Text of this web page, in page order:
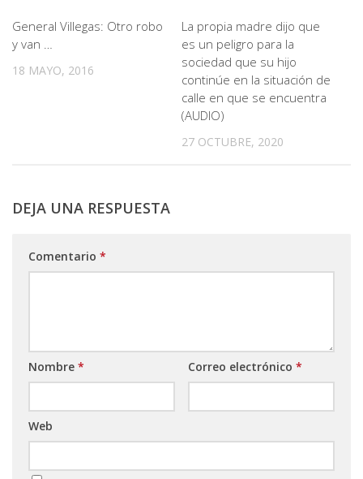
General Villegas: Otro robo
y van …
18 MAYO, 2016
La propia madre dijo que
es un peligro para la
sociedad que su hijo
continúe en la situación de
calle en que se encuentra
(AUDIO)
27 OCTUBRE, 2020
DEJA UNA RESPUESTA
Comentario *
Nombre * Correo electrónico *
Web